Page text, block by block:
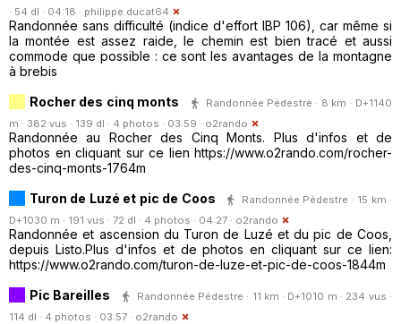
· 54 dl · 04:18 · philippe.ducat64
Randonnée sans difficulté (indice d'effort IBP 106), car même si
la montée est assez raide, le chemin est bien tracé et aussi
commode que possible : ce sont les avantages de la montagne
à brebis
Rocher des cinq monts
Randonnée Pédestre · 8 km · D+1140
m · 382 vus · 139 dl · 4 photos · 03:59 · o2rando
Randonnée au Rocher des Cinq Monts. Plus d'infos et de
photos en cliquant sur ce lien https://www.o2rando.com/rocher-
des-cinq-monts-1764m
Turon de Luzé et pic de Coos
Randonnée Pédestre · 15 km ·
D+1030 m · 191 vus · 72 dl · 4 photos · 04:27 · o2rando
Randonnée et ascension du Turon de Luzé et du pic de Coos,
depuis Listo.Plus d'infos et de photos en cliquant sur ce lien:
https://www.o2rando.com/turon-de-luze-et-pic-de-coos-1844m
Pic Bareilles
Randonnée Pédestre · 11 km · D+1010 m · 234 vus ·
114 dl · 4 photos · 03:57 · o2rando